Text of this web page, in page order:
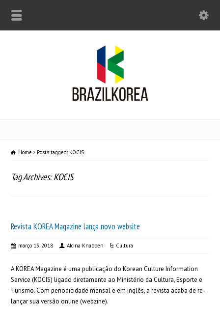
Home Posts tagged: KOCIS
Tag Archives: KOCIS
Revista KOREA Magazine lança novo website
março 13, 2018 Alcina Knabben Cultura
A KOREA Magazine é uma publicação do Korean Culture Information
Service (KOCIS) ligado diretamente ao Ministério da Cultura, Esporte e
Turismo. Com periodicidade mensal e em inglês, a revista acaba de re-
lançar sua versão online (webzine).